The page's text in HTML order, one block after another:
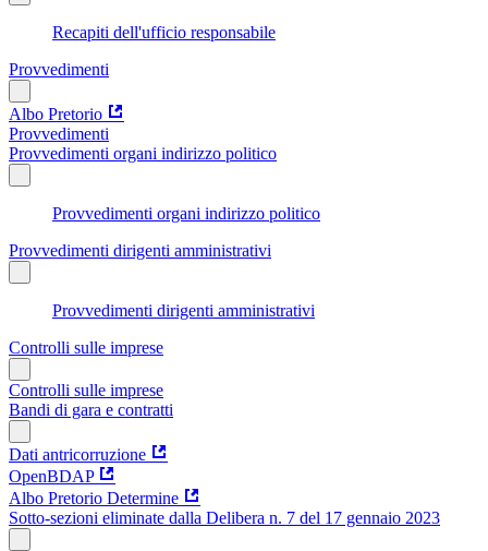
Recapiti dell'ufficio responsabile
Provvedimenti
Albo Pretorio
Provvedimenti
Provvedimenti organi indirizzo politico
Provvedimenti organi indirizzo politico
Provvedimenti dirigenti amministrativi
Provvedimenti dirigenti amministrativi
Controlli sulle imprese
Controlli sulle imprese
Bandi di gara e contratti
Dati antricorruzione
OpenBDAP
Albo Pretorio Determine
Sotto-sezioni eliminate dalla Delibera n. 7 del 17 gennaio 2023